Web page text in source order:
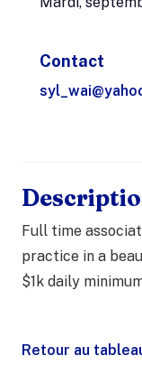
Contact
Full time
practice in a
$1k daily
Retour au